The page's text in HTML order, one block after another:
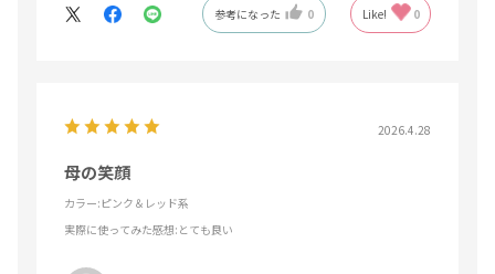
参考になった 0 Like! 0
2026.4.28
母の笑顔
カラー:ピンク＆レッド系
実際に使ってみた感想:とても良い